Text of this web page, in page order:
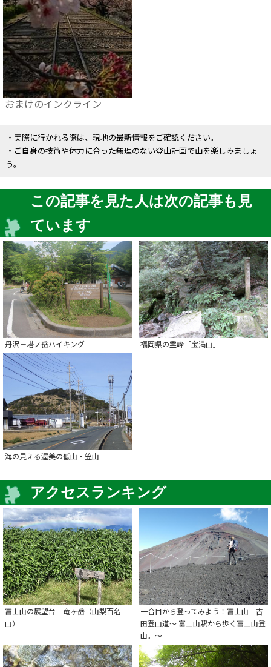
おまけのインクライン
・実際に行かれる際は、現地の最新情報をご確認ください。
・ご自身の技術や体力に合った無理のない登山計画で山を楽しみましょ
う。
この記事を見た人は次の記事も見
ています
丹沢－塔ノ岳ハイキング 福岡県の霊峰「宝満山」
海の見える渥美の低山・笠山
アクセスランキング
富士山の展望台 竜ヶ岳（山梨百名
山）
一合目から登ってみよう！富士山 吉
田登山道～ 富士山駅から歩く富士山登
山。～